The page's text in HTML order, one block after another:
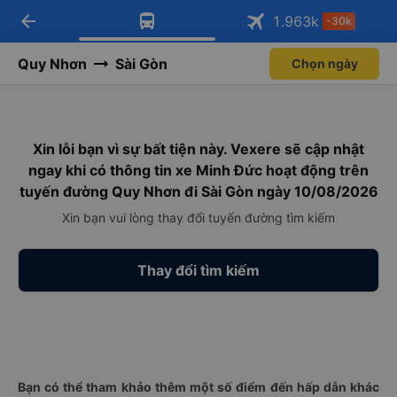
Tải app Vexere ngay!
Nhận ưu đãi thành viên độc
Mở app
Tải app Vexere
-30k/ghế khi đặt vé máy bay qua
Mở app
arrow_back 1.963k -30k
Quy Nhơn Sài Gòn Chọn ngày
Xin lỗi bạn vì sự bất tiện này. Vexere sẽ cập nhật
ngay khi có thông tin xe Minh Đức hoạt động trên
tuyến đường Quy Nhơn đi Sài Gòn ngày 10/08/2026
Xin bạn vui lòng thay đổi tuyến đường tìm kiếm
Thay đổi tìm kiếm
Bạn có thể tham khảo thêm một số điểm đến hấp dẫn khác